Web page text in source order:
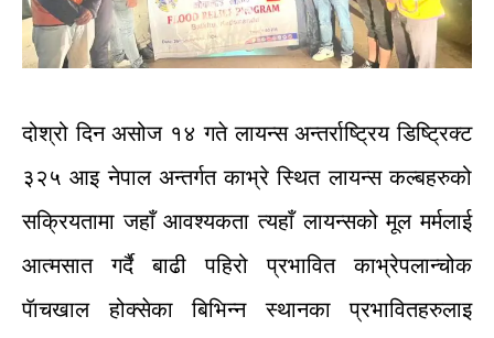
दोश्रो दिन असोज १४ गते लायन्स अन्तर्राष्ट्रिय डिष्ट्रिक्ट
३२५ आइ नेपाल अन्तर्गत काभ्रे स्थित लायन्स कल्बहरुको
सक्रियतामा जहाँआवश्यकता त्यहाँ लायन्सको मूल मर्मलाई
आत्मसात
गर्दै बाढी पहिरो प्रभावित
काभ्रेपलान्चोक
पॅाचखाल
होक्सेका बिभिन्न स्थानकाप्रभावितहरुलाइ